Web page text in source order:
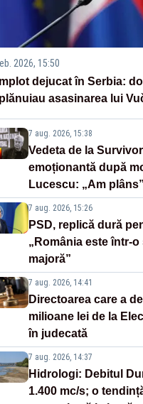
2026, 15:50
dejucat în Serbia:
asasinarea lui
7 aug. 2026, 15:38
Vedeta de la
emoționantă după
Lucescu: „Am plâns”
7 aug. 2026, 15:26
PSD, replică dură
„România este într-
majoră”
7 aug. 2026, 14:41
Directoarea care a
milioane lei de la
în judecată
7 aug. 2026, 14:37
Hidrologi: Debitul
1.400 mc/s; o